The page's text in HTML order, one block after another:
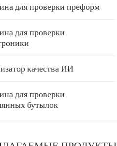
для проверки преформ
для проверки
качества ИИ
для проверки
бутылок